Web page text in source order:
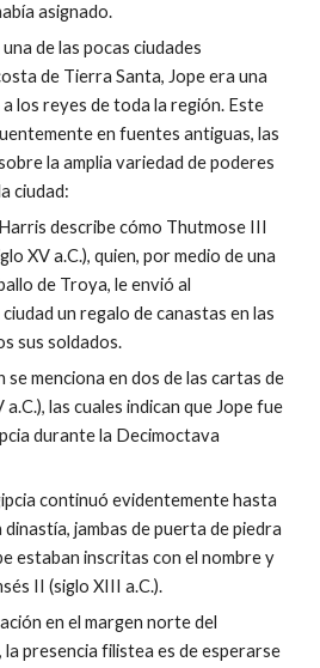
asignado.
de las pocas ciudades
de Tierra Santa, Jope era una
los reyes de toda la región. Este
en fuentes antiguas, las
la amplia variedad de poderes
ciudad:
describe cómo Thutmose III
XV a.C.), quien, por medio de una
de Troya, le envió al
un regalo de canastas en las
sus soldados.
se menciona en dos de las cartas de
las cuales indican que Jope fue
durante la Decimoctava
continuó evidentemente hasta
jambas de puerta de piedra
estaban inscritas con el nombre y
II (siglo XIII a.C.).
en el margen norte del
presencia filistea es de esperarse